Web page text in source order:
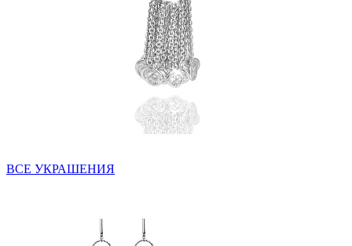
ВСЕ УКРАШЕНИЯ